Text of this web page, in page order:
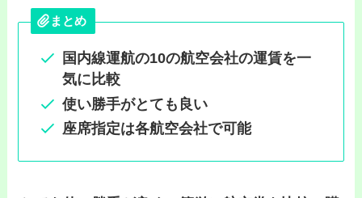
まとめ
国内線運航の10の航空会社の運賃を一
気に比較
使い勝手がとても良い
座席指定は各航空会社で可能